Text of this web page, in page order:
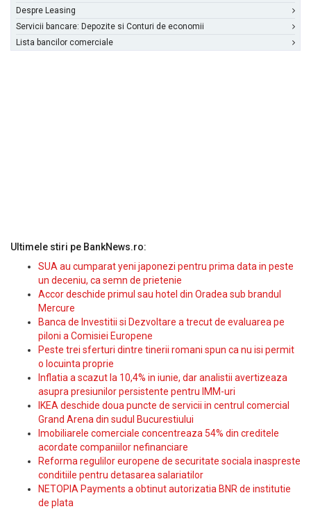
Despre Leasing
Servicii bancare: Depozite si Conturi de economii
Lista bancilor comerciale
Ultimele stiri pe BankNews.ro:
SUA au cumparat yeni japonezi pentru prima data in peste
un deceniu, ca semn de prietenie
Accor deschide primul sau hotel din Oradea sub brandul
Mercure
Banca de Investitii si Dezvoltare a trecut de evaluarea pe
piloni a Comisiei Europene
Peste trei sferturi dintre tinerii romani spun ca nu isi permit
o locuinta proprie
Inflatia a scazut la 10,4% in iunie, dar analistii avertizeaza
asupra presiunilor persistente pentru IMM-uri
IKEA deschide doua puncte de servicii in centrul comercial
Grand Arena din sudul Bucurestiului
Imobiliarele comerciale concentreaza 54% din creditele
acordate companiilor nefinanciare
Reforma regulilor europene de securitate sociala inaspreste
conditiile pentru detasarea salariatilor
NETOPIA Payments a obtinut autorizatia BNR de institutie
de plata